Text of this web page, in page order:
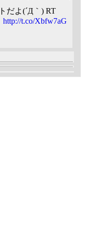
だよ(´Д｀) RT
http://t.co/Xbfw7aG